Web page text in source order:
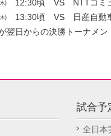
12:30頃 VS NTTコミ
13:30頃 VS 日産自動
翌日からの決勝トーナメン
試合予
全日本